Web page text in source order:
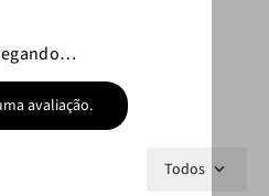
avaliação.
Todos